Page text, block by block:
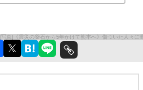
[写真]《震災の釜石から5年かけて熊本へ》傷ついた人々に